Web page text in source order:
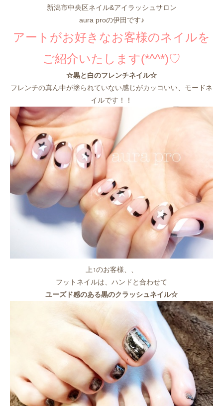
新潟市中央区ネイル&アイラッシュサロン
aura proの伊田です♪
アートがお好きなお客様のネイルを
ご紹介いたします(*^^*)♡
☆黒と白のフレンチネイル☆
フレンチの真ん中が塗られていない感じがカッコいい、モードネ
イルです！！
上↑のお客様、、
フットネイルは、ハンドと合わせて
ユーズド感のある黒のクラッシュネイル☆